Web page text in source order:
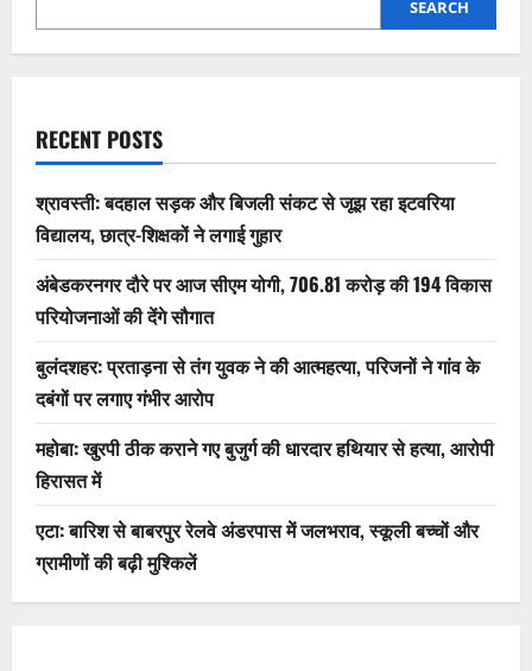
SEARCH
RECENT POSTS
श्रावस्ती: बदहाल सड़क और बिजली संकट से जूझ रहा इटवरिया
विद्यालय, छात्र-शिक्षकों ने लगाई गुहार
अंबेडकरनगर दौरे पर आज सीएम योगी, 706.81 करोड़ की 194 विकास
परियोजनाओं की देंगे सौगात
बुलंदशहर: प्रताड़ना से तंग युवक ने की आत्महत्या, परिजनों ने गांव के
दबंगों पर लगाए गंभीर आरोप
महोबा: खुरपी ठीक कराने गए बुजुर्ग की धारदार हथियार से हत्या, आरोपी
हिरासत में
एटा: बारिश से बाबरपुर रेलवे अंडरपास में जलभराव, स्कूली बच्चों और
ग्रामीणों की बढ़ी मुश्किलें